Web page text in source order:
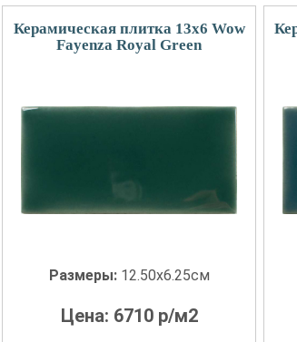
Керамическая плитка 13x6 Wow
Fayenza Royal Green
Размеры: 12.50x6.25см
Цена: 6710р/м2